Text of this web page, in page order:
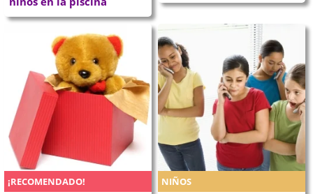
¡RECOMENDADO! NIÑOS